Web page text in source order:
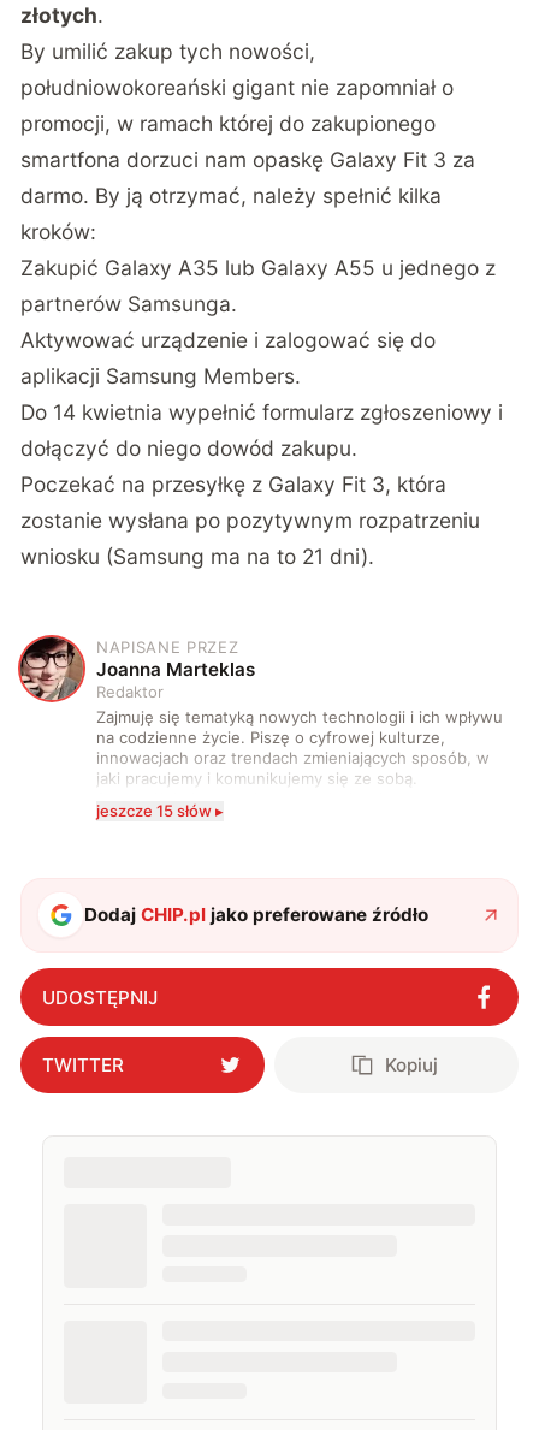
złotych.
By umilić zakup tych nowości,
południowokoreański gigant nie zapomniał o
promocji, w ramach której do zakupionego
smartfona dorzuci nam opaskę Galaxy Fit 3 za
darmo. By ją otrzymać, należy spełnić kilka
kroków:
Zakupić Galaxy A35 lub Galaxy A55 u jednego z
partnerów Samsunga.
Aktywować urządzenie i zalogować się do
aplikacji Samsung Members.
Do 14 kwietnia wypełnić formularz zgłoszeniowy i
dołączyć do niego dowód zakupu.
Poczekać na przesyłkę z Galaxy Fit 3, która
zostanie wysłana po pozytywnym rozpatrzeniu
wniosku (Samsung ma na to 21 dni).
J
NAPISANE PRZEZ
Joanna Marteklas
Redaktor
Zajmuję się tematyką nowych technologii i ich wpływu
na codzienne życie. Piszę o cyfrowej kulturze,
innowacjach oraz trendach zmieniających sposób, w
jaki pracujemy i komunikujemy się ze sobą.
Szczególnie interesuje mnie relacja między rozwojem
technologii a współczesną popkulturą. W wolnych
jeszcze 15 słów ▸
DodajCHIP.pl jako preferowane źródło
UDOSTĘPNIJ
TWITTER Kopiuj